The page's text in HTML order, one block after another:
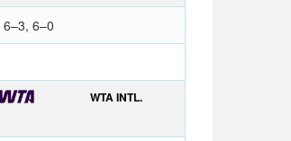
6–3, 6–0
WTA INTL.